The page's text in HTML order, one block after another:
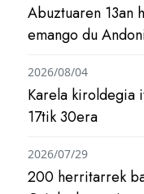
Abuztuaren 13an
emango du
Karela kiroldegia
17tik 30era
2026/08/04
200 herritarrek
2026/07/29